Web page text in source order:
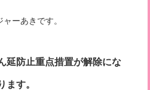
ャーあきです。
延防止重点措置が解除にな
ます。